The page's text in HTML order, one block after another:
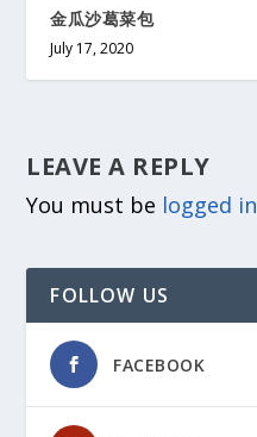
金瓜沙葛菜包
July 17, 2020
LEAVE A REPLY
You must be logged in
FOLLOW US
FACEBOOK